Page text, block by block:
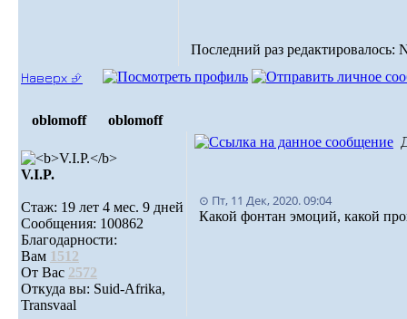
Последний раз редактировалось:
Наверх ⮵
oblomoff oblomoff
V.I.P.
Стаж: 19 лет 4 мес. 9 дней
Сообщения: 100862
Благодарности:
Вам 1512
От Вас 2572
Откуда вы: Suid-Afrika,
Transvaal
⊙ Пт, 11 Дек, 2020. 09:04
Какой фонтан эмоций, какой